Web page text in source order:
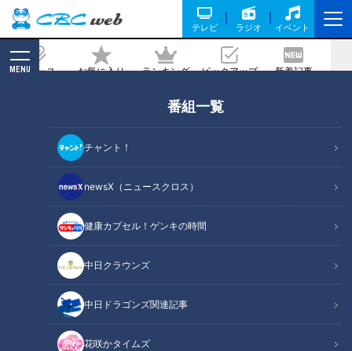
テレビ ラジオ イベント
ニュース お気に入り ランキング ピックアップ 新着記事
MENU
番組一覧
チャント！
newsX（ニュースクロス）
健康カプセル！ゲンキの時間
中日クラウンズ
中日ドラゴンズ関連記事
花咲かタイムズ
咲かタイムズに登場！
2023/12/04 17:59